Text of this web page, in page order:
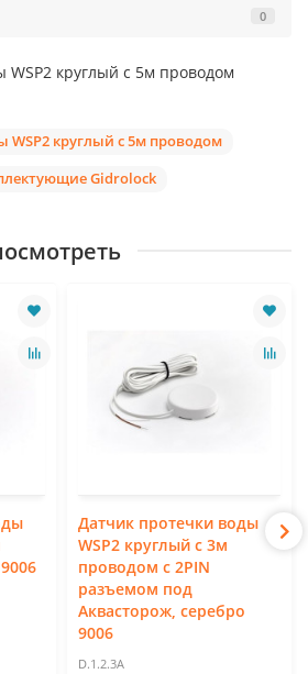
0
круглый с 5м проводом
WSP2 круглый с 5м проводом
Gidrolock
Датчик протечки воды
WSP2 круглый с 3м
проводом c 2PIN
разъемом под
Аквасторож, серебро
9006
D.1.2.3A